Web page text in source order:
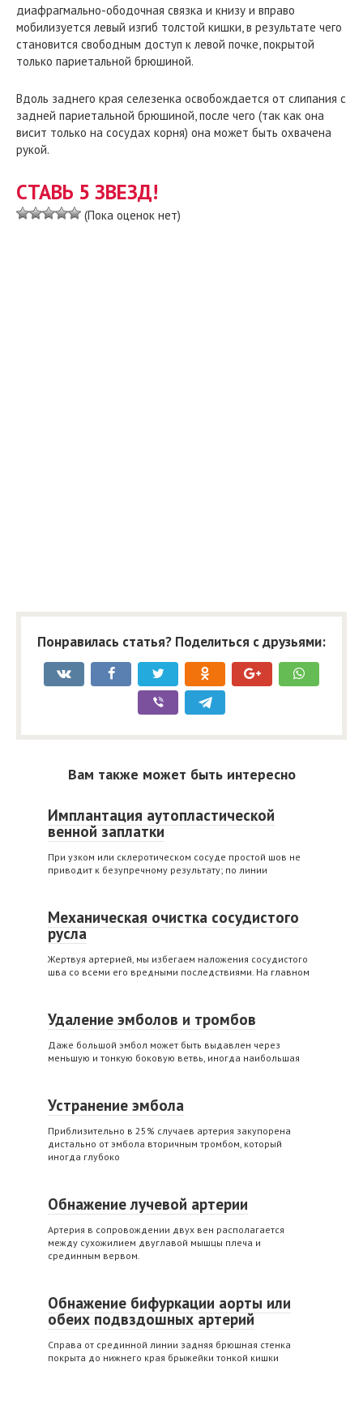
диафрагмально-ободочная связка и книзу и вправо
мобилизуется левый изгиб толстой кишки, в результате чего
становится свободным доступ к левой почке, покрытой
только париетальной брюшиной.
Вдоль заднего края селезенка освобождается от слипания с
задней париетальной брюшиной, после чего (так как она
висит только на сосудах корня) она может быть охвачена
рукой.
СТАВЬ 5 ЗВЕЗД!
(Пока оценок нет)
Понравилась статья? Поделиться с друзьями:
Вам также может быть интересно
Имплантация аутопластической
венной заплатки
При узком или склеротическом сосуде простой шов не
приводит к безупречному результату; по линии
Механическая очистка сосудистого
русла
Жертвуя артерией, мы избегаем наложения сосудистого
шва со всеми его вредными последствиями. На главном
Удаление эмболов и тромбов
Даже большой эмбол может быть выдавлен через
меньшую и тонкую боковую ветвь, иногда наибольшая
Устранение эмбола
Приблизительно в 25% случаев артерия закупорена
дистально от эмбола вторичным тромбом, который
иногда глубоко
Обнажение лучевой артерии
Артерия в сопровождении двух вен располагается
между сухожилием двуглавой мышцы плеча и
срединным вервом.
Обнажение бифуркации аорты или
обеих подвздошных артерий
Справа от срединной линии задняя брюшная стенка
покрыта до нижнего края брыжейки тонкой кишки